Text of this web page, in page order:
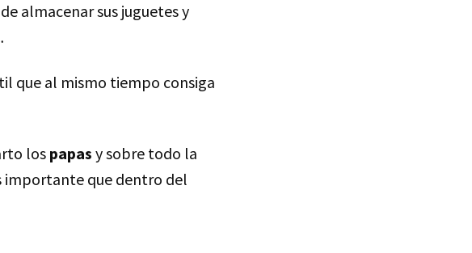
almacenar sus juguetes y
que al mismo tiempo consiga
los papas y sobre todo la
importante que dentro del